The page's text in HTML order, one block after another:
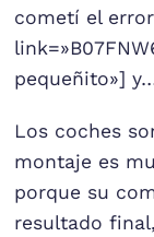
cometí el
pequeñito»]
Los coches
montaje es
porque su
resultado